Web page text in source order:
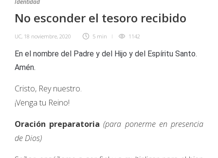
Identidad
No esconder el tesoro recibido
UC, 18 noviembre, 2020 5 min 1142
En el nombre del Padre y del Hijo y del Espíritu Santo.
Amén.
Cristo, Rey nuestro.
¡Venga tu Reino!
Oración preparatoria (para ponerme en presencia
de Dios)